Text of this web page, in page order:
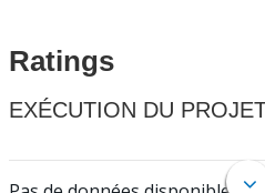
Ratings
EXÉCUTION DU